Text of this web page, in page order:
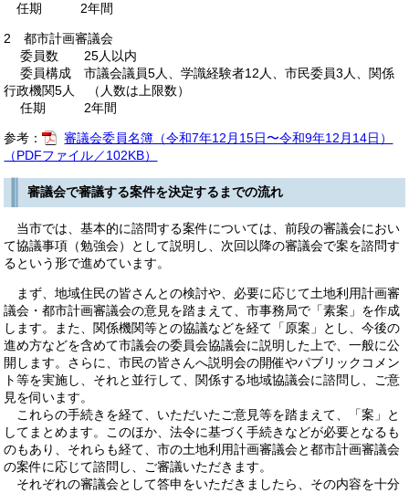
任期 2年間
2 都市計画審議会
委員数 25人以内
委員構成 市議会議員5人、学識経験者12人、市民委員3人、関係
行政機関5人 （人数は上限数）
任期 2年間
参考：
審議会委員名簿（令和7年12月15日〜令和9年12月14日）
（PDFファイル／102KB）
審議会で審議する案件を決定するまでの流れ
当市では、基本的に諮問する案件については、前段の審議会におい
て協議事項（勉強会）として説明し、次回以降の審議会で案を諮問す
るという形で進めています。
まず、地域住民の皆さんとの検討や、必要に応じて土地利用計画審
議会・都市計画審議会の意見を踏まえて、市事務局で「素案」を作成
します。また、関係機関等との協議などを経て「原案」とし、今後の
進め方などを含めて市議会の委員会協議会に説明した上で、一般に公
開します。さらに、市民の皆さんへ説明会の開催やパブリックコメン
ト等を実施し、それと並行して、関係する地域協議会に諮問し、ご意
見を伺います。
これらの手続きを経て、いただいたご意見等を踏まえて、「案」と
してまとめます。このほか、法令に基づく手続きなどが必要となるも
のもあり、それらも経て、市の土地利用計画審議会と都市計画審議会
の案件に応じて諮問し、ご審議いただきます。
それぞれの審議会として答申をいただきましたら、その内容を十分